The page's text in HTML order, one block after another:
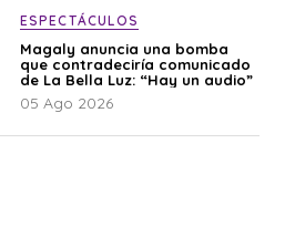
ESPECTÁCULOS
Magaly anuncia una bomba
que contradeciría comunicado
de La Bella Luz: “Hay un audio”
05 Ago 2026